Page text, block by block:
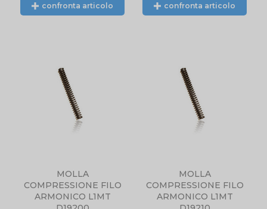
confronta articolo confronta articolo
MOLLA
COMPRESSIONE FILO
ARMONICO L1MT
MOLLA
COMPRESSIONE FILO
ARMONICO L1MT